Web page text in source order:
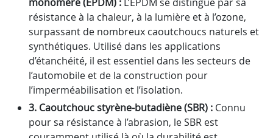
résistance à la chaleur, à la lumière et à l’ozone,
surpassant de nombreux caoutchoucs naturels et
synthétiques. Utilisé dans les applications
d’étanchéité, il est essentiel dans les secteurs de
l’automobile et de la construction pour
l’imperméabilisation et l’isolation.
3. Caoutchouc styrène-butadiène (SBR) : Connu
pour sa résistance à l’abrasion, le SBR est